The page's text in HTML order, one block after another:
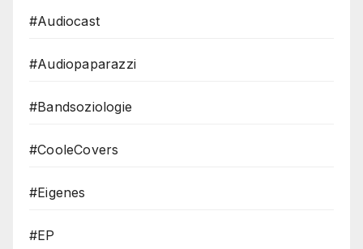
#Audiocast
#Audiopaparazzi
#Bandsoziologie
#CooleCovers
#Eigenes
#EP